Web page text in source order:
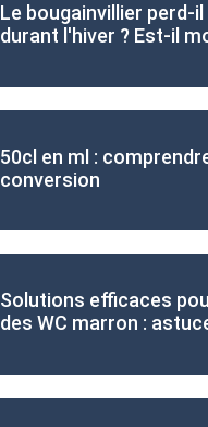
Le bougainvillier perd-
durant l'hiver ? Est-il
50cl en ml :
conversion
Solutions efficaces
des WC marron :